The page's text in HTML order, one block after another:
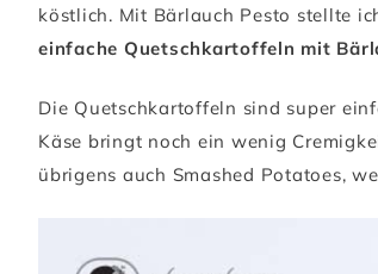
köstlich. Mit Bärlauch Pesto stellte
einfache Quetschkartoffeln mit
Die Quetschkartoffeln sind super
Käse bringt noch ein wenig
übrigens auch Smashed Potatoes,